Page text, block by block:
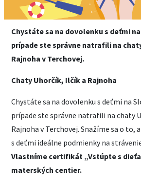
Chystáte sa na dovolenku s deťmi
prípade ste správne natrafili na
Rajnoha v Terchovej.
Chaty Uhorčík, Ilčík a Rajnoha
Chystáte sa na dovolenku s deťmi na
prípade ste správne natrafili na chaty
Rajnoha v Terchovej. Snažíme sa o to,
s deťmi ideálne podmienky na
Vlastníme certifikát „Vstúpte s
materských centier.